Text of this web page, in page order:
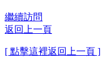
繼續訪問
返回上一頁
[ 點擊這裡返回上一頁 ]